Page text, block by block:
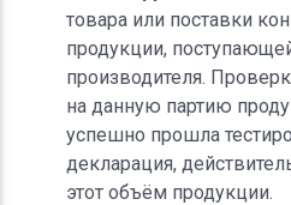
товара или поставки
продукции,
производителя.
на данную партию
успешно прошла
декларация,
этот объём продукции.